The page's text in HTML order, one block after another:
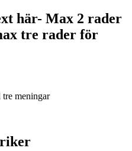
här- Max 2 rader
tre rader för
meningar